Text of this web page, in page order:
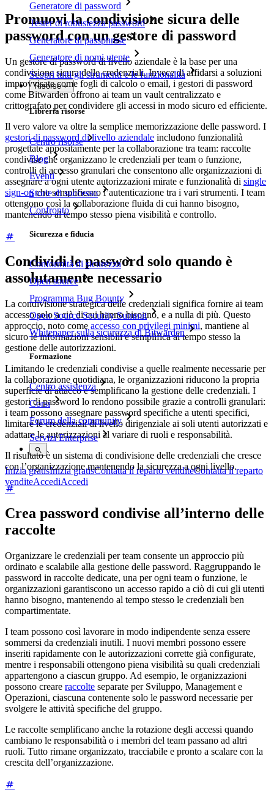
Generatore di password
Tester di robustezza password
Generatore di passphrase
Generatore di nomi utente
Scopri tutti gli strumenti e le funzionalità
Risorse
Libreria risorse
Centro risorse
Blog
Eventi
Storie di successo
Confronto
Sicurezza e fiducia
Conformità di sicurezza
Open source
Programma Bug Bounty
Open Source Security Summit
Whitepaper sulla sicurezza di Bitwarden
Formazione
Centro assistenza
Corsi
Forum della community
Servizi Enterprise
Inizia gratisInizia gratisContatta il reparto venditeContatta il reparto
venditeAccediAccedi
Promuovi la condivisione sicura delle
password con un gestore di password
Un gestore di password di livello aziendale è la base per una
condivisione sicura delle credenziali. Invece di affidarsi a soluzioni
improvvisate come fogli di calcolo o email, i gestori di password
come Bitwarden offrono ai team un vault centralizzato e
crittografato per condividere gli accessi in modo sicuro ed efficiente.
Il vero valore va oltre la semplice memorizzazione delle password. I
gestori di password di livello aziendale includono funzionalità
progettate appositamente per la collaborazione tra team: raccolte
condivise che organizzano le credenziali per team o funzione,
controlli di accesso granulari che consentono alle organizzazioni di
assegnare a ogni utente autorizzazioni mirate e funzionalità di single
sign-onche semplificano l’autenticazione tra i vari strumenti. I team
ottengono così la collaborazione fluida di cui hanno bisogno,
mantenendo al tempo stesso piena visibilità e controllo.
Condividi le password solo quando è
assolutamente necessario
La condivisione strategica delle credenziali significa fornire ai team
accesso solo a ciò di cui hanno bisogno, e a nulla di più. Questo
approccio, noto come accesso con privilegi minimi, mantiene al
sicuro le informazioni sensibili e semplifica al tempo stesso la
gestione delle autorizzazioni.
Limitando le credenziali condivise a quelle realmente necessarie per
la collaborazione quotidiana, le organizzazioni riducono la propria
superficie di attacco e semplificano la gestione delle credenziali. I
gestori di password lo rendono possibile grazie a controlli granulari:
i team possono assegnare password specifiche a utenti specifici,
limitare le credenziali di livello dirigenziale ai soli utenti autorizzati e
adattare le autorizzazioni al variare di ruoli e responsabilità.
Il risultato è un sistema di condivisione delle credenziali che cresce
con l’organizzazione mantenendo la sicurezza a ogni livello.
Crea password condivise all’interno delle
raccolte
Organizzare le credenziali per team consente un approccio più
ordinato e scalabile alla gestione delle password. Raggruppando le
password in raccolte dedicate, una per ogni team o funzione, le
organizzazioni garantiscono un accesso rapido a ciò di cui gli utenti
hanno bisogno, mantenendo al tempo stesso le credenziali ben
compartimentate.
I team possono così lavorare in modo indipendente senza essere
sommersi da credenziali inutili. I nuovi membri possono essere
inseriti rapidamente con le autorizzazioni corrette già configurate,
mentre i responsabili ottengono piena visibilità su quali credenziali
appartengono a ciascun gruppo. Ad esempio, le organizzazioni
possono creare raccolte separate per Sviluppo, Management e
Operazioni, ciascuna contenente solo le password necessarie per
svolgere le attività specifiche del gruppo.
Le raccolte semplificano anche la rotazione degli accessi quando
cambiano le responsabilità o i membri del team passano ad altri
ruoli. Tutto rimane organizzato, tracciabile e pronto a scalare con la
crescita dell’organizzazione.